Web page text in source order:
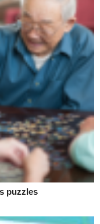
puzzles